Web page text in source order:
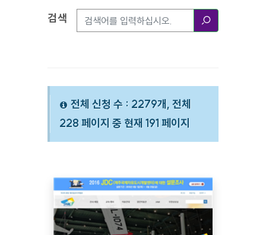
검색옵션
검색
전체 신청 수 : 2279개, 전체
228 페이지 중 현재 191 페이지